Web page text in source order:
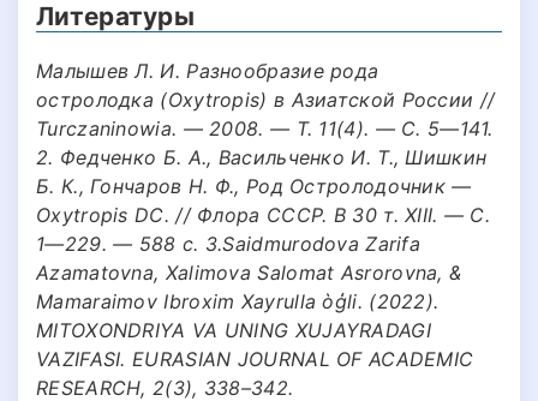
Литературы
Малышев Л. И. Разнообразие рода
остролодка (Oxytropis) в Азиатской России //
Turczaninowia. — 2008. — Т. 11(4). — С. 5—141.
2. Федченко Б. А., Васильченко И. Т., Шишкин
Б. К., Гончаров Н. Ф., Род Остролодочник —
Oxytropis DC. // Флора СССР. В 30 т. XIII. — С.
1—229. — 588 с. 3.Saidmurodova Zarifa
Azamatovna, Xalimova Salomat Asrorovna, &
Mamaraimov Ibroxim Xayrulla òģli. (2022).
MITOXONDRIYA VA UNING XUJAYRADAGI
VAZIFASI. EURASIAN JOURNAL OF ACADEMIC
RESEARCH, 2(3), 338–342.